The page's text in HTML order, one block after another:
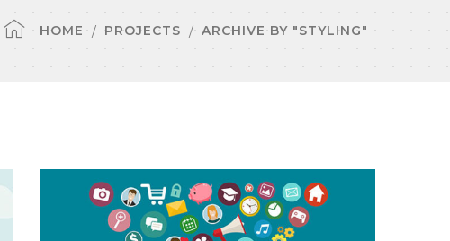
HOME PROJECTS ARCHIVE BY "STYLING"